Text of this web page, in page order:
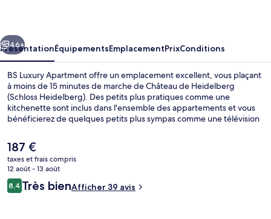
Suivant
46+
PrésentationÉquipementsEmplacementPrixConditions
BS Luxury Apartment offre un emplacement excellent, vous plaçant
à moins de 15 minutes de marche de Château de Heidelberg
(Schloss Heidelberg). Des petits plus pratiques comme une
kitchenette sont inclus dans l'ensemble des appartements et vous
bénéficierez de quelques petits plus sympas comme une télévision
Le
prix
actuel
est
de
187 €
taxes et frais compris
12 août - 13 août
Avis
voyageurs
8,48,4 sur 10
Très bienAfficher 39 avis